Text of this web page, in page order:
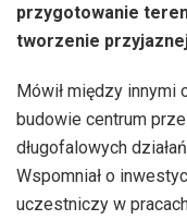
przygotowanie
tworzenie
Mówił między innymi
budowie centrum
długofalowych
Wspomniał o
uczestniczy w